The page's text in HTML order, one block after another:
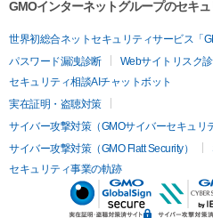
GMOインターネットグループのセキ
世界初総合ネットセキュリティサービス「
パスワード漏洩診断
Webサイトリスク
セキュリティ相談AIチャットボット
実在証明・盗聴対策
サイバー攻撃対策（GMOサイバーセキュリ
サイバー攻撃対策（GMO Flatt Security）
セキュリティ事業の軌跡